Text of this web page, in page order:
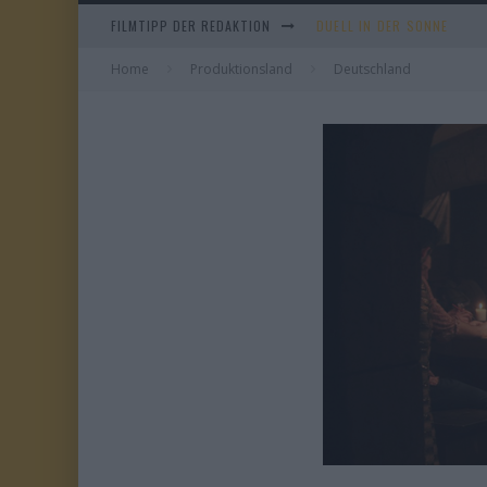
FILMTIPP DER REDAKTION DUELL IN DER SONNE
EVERYTIME
Home Produktionsland Deutschland